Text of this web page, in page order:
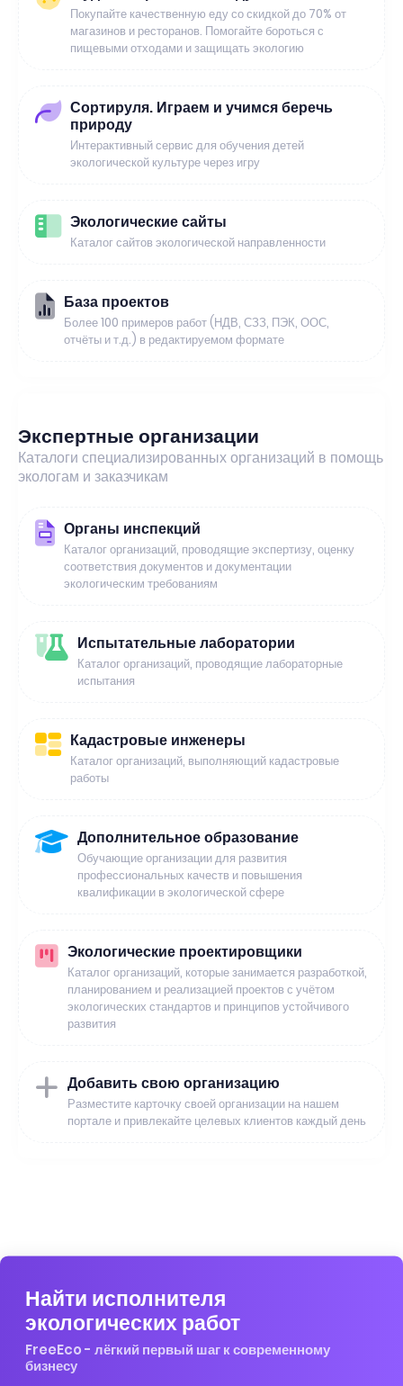
Покупайте качественную еду со скидкой до 70% от
магазинов и ресторанов. Помогайте бороться с
пищевыми отходами и защищать экологию
Сортируля. Играем и учимся беречь
природу
Интерактивный сервис для обучения детей
экологической культуре через игру
Экологические сайты
Каталог сайтов экологической направленности
База проектов
Более 100 примеров работ (НДВ, СЗЗ, ПЭК, ООС,
отчёты и т.д.) в редактируемом формате
Экспертные организации
Каталоги специализированных организаций в помощь
экологам и заказчикам
Органы инспекций
Каталог организаций, проводящие экспертизу, оценку
соответствия документов и документации
экологическим требованиям
Испытательные лаборатории
Каталог организаций, проводящие лабораторные
испытания
Кадастровые инженеры
Каталог организаций, выполняющий кадастровые
работы
Дополнительное образование
Обучающие организации для развития
профессиональных качеств и повышения
квалификации в экологической сфере
Экологические проектировщики
Каталог организаций, которые занимается разработкой,
планированием и реализацией проектов с учётом
экологических стандартов и принципов устойчивого
развития
Добавить свою организацию
Разместите карточку своей организации на нашем
портале и привлекайте целевых клиентов каждый день
Найти исполнителя
экологических работ
FreeEco - лёгкий первый шаг к современному
бизнесу